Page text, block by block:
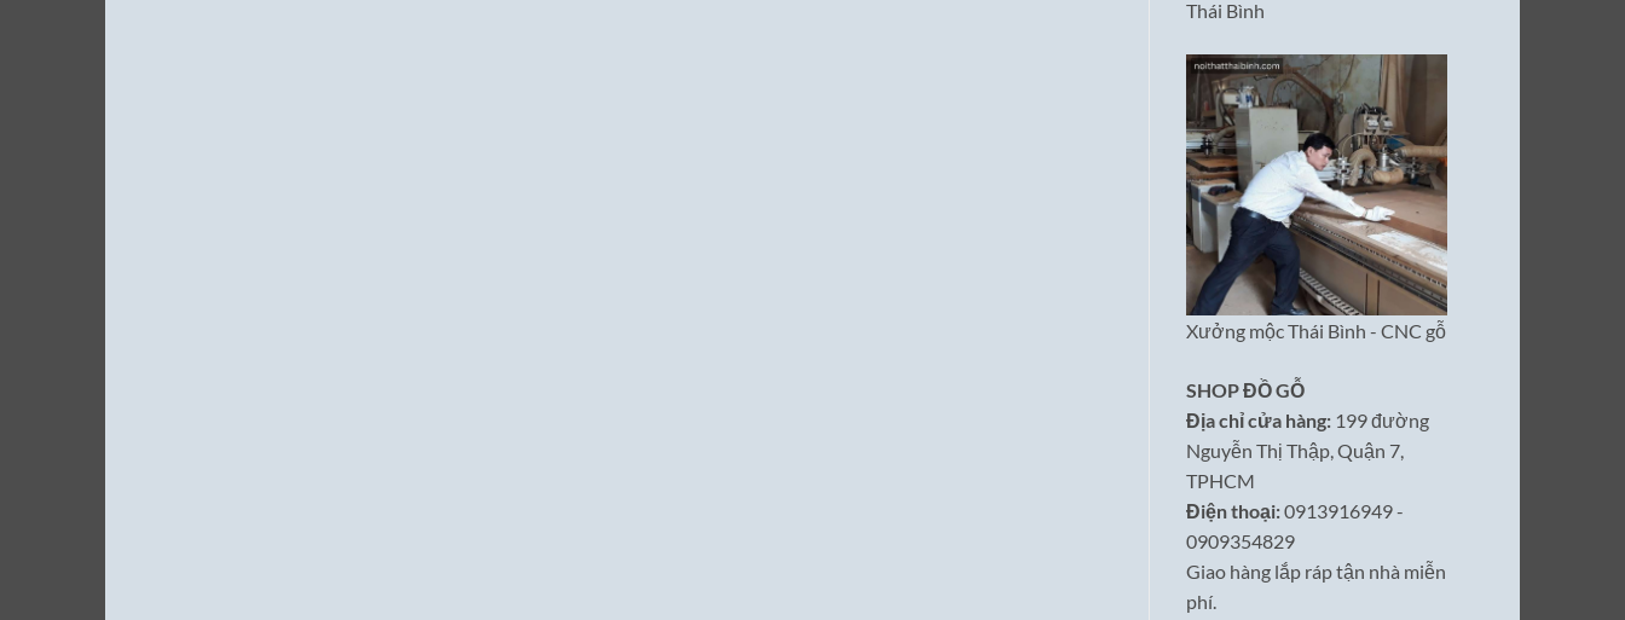
Thái Bình
Xưởng mộc Thái Bình - CNC gỗ
SHOP ĐỒ GỖ
Địa chỉ cửa hàng:199 đường
Nguyễn Thị Thập, Quận 7,
TPHCM
Điện thoại:0913916949 -
0909354829
Giao hàng lắp ráp tận nhà miễn
phí.